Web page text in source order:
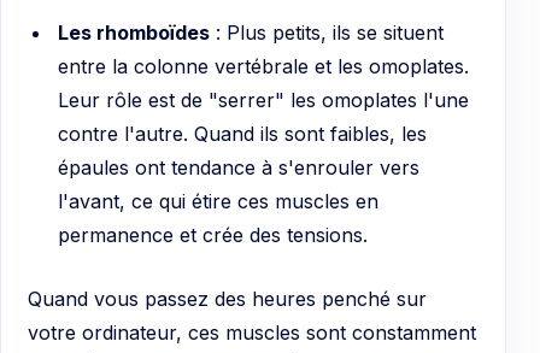
Les rhomboïdes: Plus petits, ils se situent
entre la colonne vertébrale et les omoplates.
Leur rôle est de "serrer" les omoplates l'une
contre l'autre. Quand ils sont faibles, les
épaules ont tendance à s'enrouler vers
l'avant, ce qui étire ces muscles en
permanence et crée des tensions.
Quand vous passez des heures penché sur
votre ordinateur, ces muscles sont constamment